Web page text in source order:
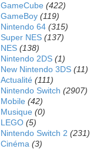
GameCube (422)
GameBoy (119)
Nintendo 64 (315)
Super NES (137)
NES (138)
Nintendo 2DS (1)
New Nintendo 3DS (11)
Actualité (111)
Nintendo Switch (2907)
Mobile (42)
Musique (0)
LEGO (5)
Nintendo Switch 2 (231)
Cinéma (3)